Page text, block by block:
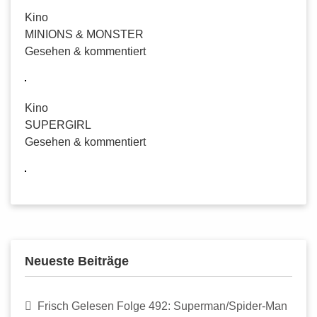
Kino
MINIONS & MONSTER
Gesehen & kommentiert
Kino
SUPERGIRL
Gesehen & kommentiert
Neueste Beiträge
Frisch Gelesen Folge 492: Superman/Spider-Man